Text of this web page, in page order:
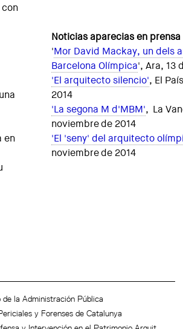
en
Noticias aparecias en prensa
'Mor David Mackay, un dels
Barcelona Olímpica', Ara, 13
'El arquitecto silencio', El
2014
'La segona M d'MBM', La
noviembre de 2014
'El 'seny' del arquitecto
noviembre de 2014
la Administración Pública
y Forenses de Catalunya